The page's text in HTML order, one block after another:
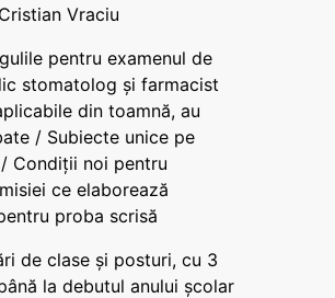
Vraciu
pentru examenul de
stomatolog și farmacist
din toamnă, au
/ Subiecte unice pe
Condiții noi pentru
ce elaborează
proba scrisă
de clase și posturi, cu 3
la debutul anului școlar